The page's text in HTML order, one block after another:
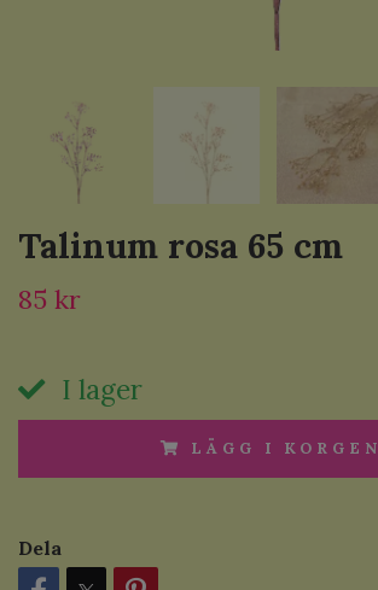
Talinum rosa 65 cm
85 kr
I lager
LÄGG I KORGEN
Dela